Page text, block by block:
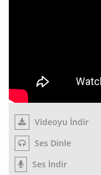
Videoyu İndir
Ses Dinle
Ses İndir